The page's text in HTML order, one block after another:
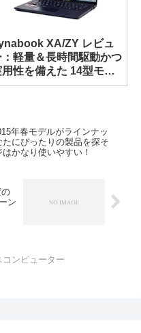
XA/ZY レビュ
：軽量＆長時間駆動かつ
用性を備えた 14型モバ
ルノートPC
年春モデルがラインナッ
たにぴったりの製品を探そ
はかなり使いやすい！
ン
コンピューター